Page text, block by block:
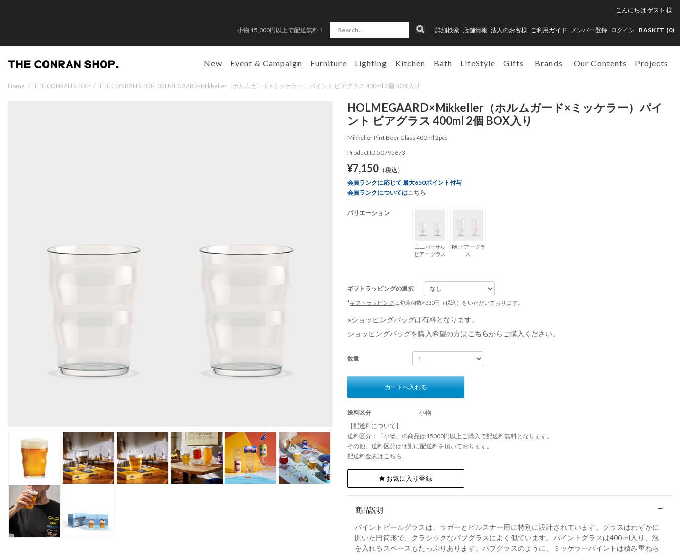
こんにちは ゲスト 様
小物 15,000円以上で配送無料！ 詳細検索 店舗情報 法人のお客様 ご利用ガイド メンバー登録 ログイン BASKET (0)
New Event & Campaign Furniture Lighting Kitchen Bath LifeStyle Gifts Brands Our Contents Projects
Home / THE CONRAN SHOP / THE CONRAN SHOP HOLMEGAARD×Mikkeller（ホルムガード×ミッケラー）パイント ビアグラス 400ml 2個 BOX入り
HOLMEGAARD×Mikkeller（ホルムガード×ミッケラー）パイ
ント ビアグラス 400ml 2個 BOX入り
Mikkeller Pint Beer Glass 400ml 2pcs
Product ID:50795673
¥7,150（税込）
会員ランクに応じて 最大650ポイント付与
会員ランクについてはこちら
バリエーション
ユニバーサル
ビアー グラス
IPA ビアー グラ
ス
ギフトラッピングの選択
*ギフトラッピングは包装個数×330円（税込）をいただいております。
※ショッピングバッグは有料となります。
ショッピングバッグを購入希望の方はこちらからご購入ください。
数量
カートへ入れる
送料区分
小物
【配送料について】
送料区分：「小物」の商品は15000円以上ご購入で配送料無料となります。
その他、送料区分は個別に配送料を頂いております。
配送料金表はこちら
お気に入り登録
商品説明
パイントビールグラスは、ラガーとピルスナー用に特別に設計されています。グラスはわずかに
開いた円筒形で、クラシックなパブグラスによく似ています。パイントグラスは400 ml入り、泡
を入れるスペースもたっぷりあります。パブグラスのように、ミッケラーパイントは積み重ねら